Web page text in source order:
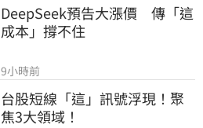
DeepSeek預告大漲價　傳「這
成本」撐不住
9小時前
台股短線「這」訊號浮現！聚
焦3大領域！